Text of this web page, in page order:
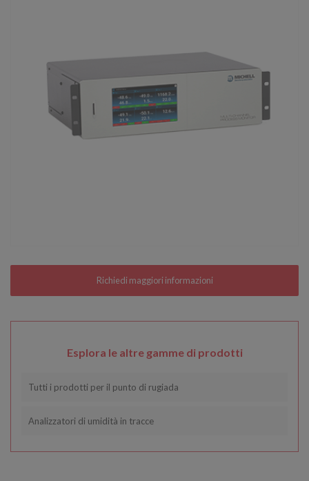
Esplora le altre gamme di prodotti
Tutti i prodotti per il punto di rugiada
Analizzatori di umidità in tracce